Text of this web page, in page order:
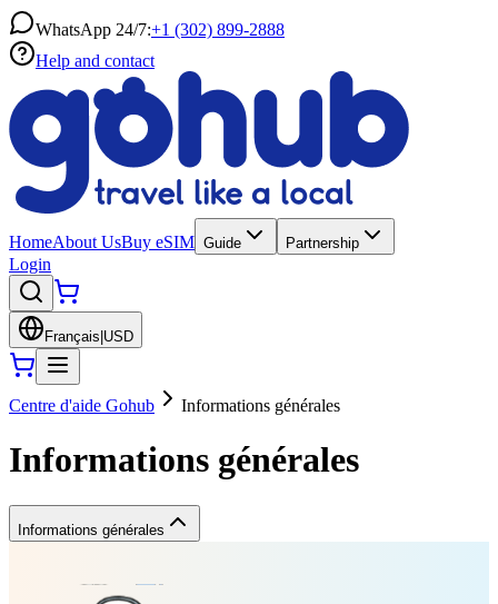
WhatsApp 24/7:+1 (302) 899-2888
Help and contact
HomeAbout UsBuy eSIM Guide Partnership
Login
Français USD
Centre d'aide Gohub Informations générales
Informations générales
Informations générales